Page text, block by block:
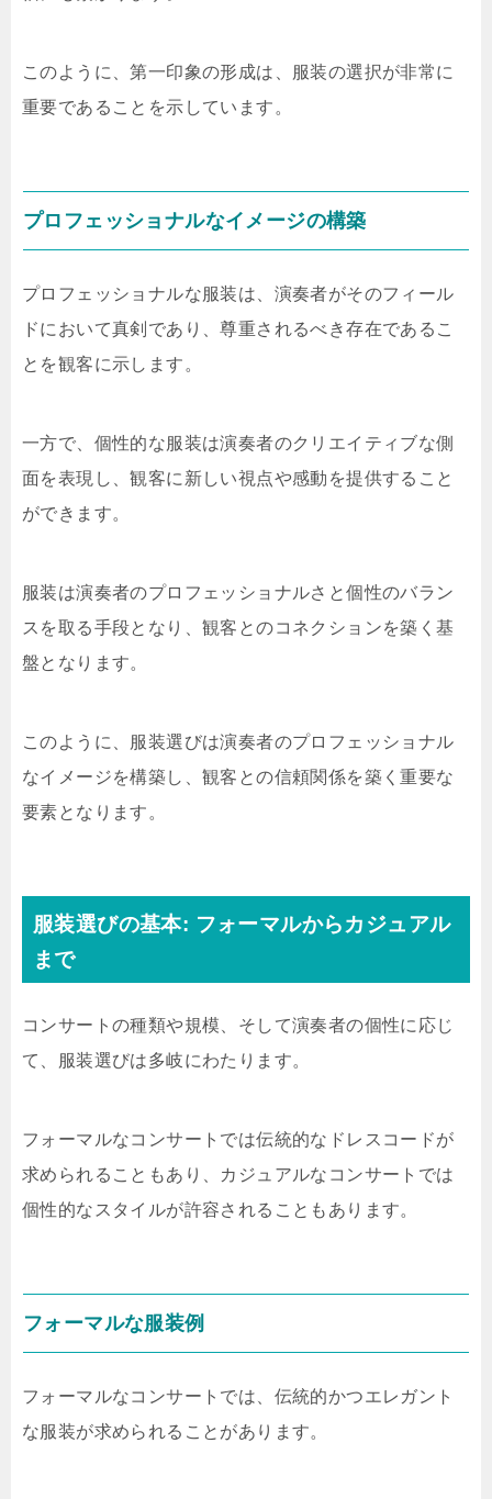
このように、第一印象の形成は、服装の選択が非常に
重要であることを示しています。
プロフェッショナルなイメージの構築
プロフェッショナルな服装は、演奏者がそのフィール
ドにおいて真剣であり、尊重されるべき存在であるこ
とを観客に示します。
一方で、個性的な服装は演奏者のクリエイティブな側
面を表現し、観客に新しい視点や感動を提供すること
ができます。
服装は演奏者のプロフェッショナルさと個性のバラン
スを取る手段となり、観客とのコネクションを築く基
盤となります。
このように、服装選びは演奏者のプロフェッショナル
なイメージを構築し、観客との信頼関係を築く重要な
要素となります。
服装選びの基本: フォーマルからカジュアル
まで
コンサートの種類や規模、そして演奏者の個性に応じ
て、服装選びは多岐にわたります。
フォーマルなコンサートでは伝統的なドレスコードが
求められることもあり、カジュアルなコンサートでは
個性的なスタイルが許容されることもあります。
フォーマルな服装例
フォーマルなコンサートでは、伝統的かつエレガント
な服装が求められることがあります。